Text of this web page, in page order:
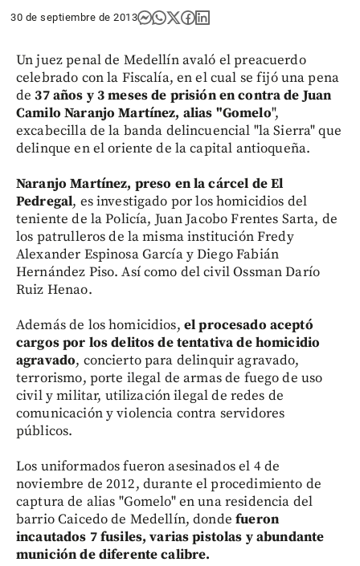
30 de septiembre de 2013
Un juez penal de Medellín avaló el preacuerdo
celebrado con la Fiscalía, en el cual se fijó una pena
de37 años y 3 meses de prisión en contra de Juan
Camilo Naranjo Martínez, alias "Gomelo",
excabecilla de la banda delincuencial "la Sierra" que
delinque en el oriente de la capital antioqueña.
Naranjo Martínez, preso en la cárcel de El
Pedregal, es investigado por los homicidios del
teniente de la Policía, Juan Jacobo Frentes Sarta, de
los patrulleros de la misma institución Fredy
Alexander Espinosa García y Diego Fabián
Hernández Piso. Así como del civil Ossman Darío
Ruiz Henao.
Además de los homicidios, el procesado aceptó
cargos por los delitos de tentativa de homicidio
agravado, concierto para delinquir agravado,
terrorismo, porte ilegal de armas de fuego de uso
civil y militar, utilización ilegal de redes de
comunicación y violencia contra servidores
públicos.
Los uniformados fueron asesinados el 4 de
noviembre de 2012, durante el procedimiento de
captura de alias "Gomelo" en una residencia del
barrio Caicedo de Medellín, dondefueron
incautados 7 fusiles, varias pistolas y abundante
munición de diferente calibre.